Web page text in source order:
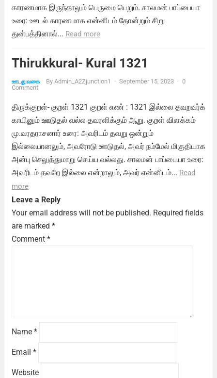
காரணமாக இருந்தாலும் பெருமை பெறும். சாலமன் பாப்பையா
உரை: ஊடல் காரணமாக என்னிடம் தோன்றும் சிறு
துன்பத்தினால்... Read more
Thirukkural- Kural 1321
ஊடலுவகை By Admin_A2Zjunction1 · September 15, 2023 · 0
Comment
திருக்குறள்- குறள் 1321 குறள் எண் : 1321 இல்லை தவறவர்க்
காயினும் ஊடுதல் வல்ல தவரளிக்கும் ஆறு. குறள் விளக்கம்
மு.வரதராசனார் உரை: அவரிடம் தவறு ஒன்றும்
இல்லையானலும், அவரோடு ஊடுதல், அவர் நம்மேல் மிகுதியாக
அன்பு செலுத்துமாறு செய்ய வல்லது. சாலமன் பாப்பையா உரை:
அவரிடம் தவறே இல்லை என்றாலும், அவர் என்னிடம்... Read
more
Leave a Reply
Your email address will not be published. Required fields
are marked *
Comment *
Name *
Email *
Website